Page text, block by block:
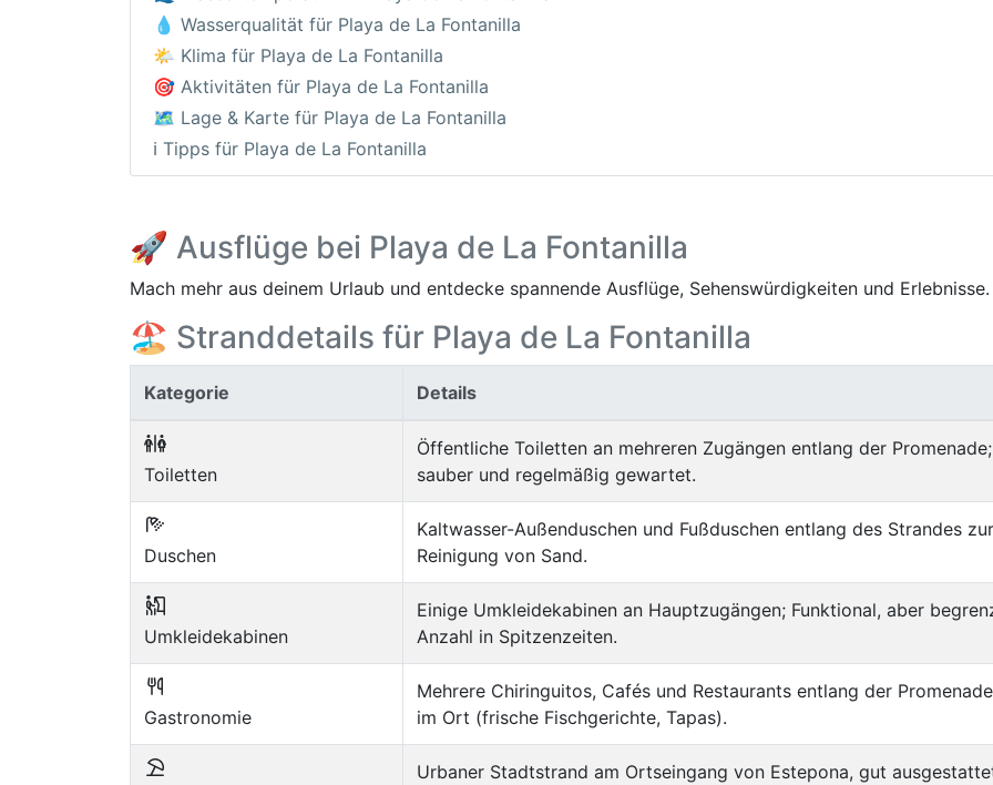
💧 Wasserqualität für Playa de La Fontanilla
🌤️ Klima für Playa de La Fontanilla
🎯 Aktivitäten für Playa de La Fontanilla
🗺️ Lage & Karte für Playa de La Fontanilla
ℹ️ Tipps für Playa de La Fontanilla
🚀 Ausflüge bei Playa de La Fontanilla
Mach mehr aus deinem Urlaub und entdecke spannende Ausflüge, Sehenswürdigkeiten und Erlebnisse.
🏖️ Stranddetails für Playa de La Fontanilla
Kategorie Details
Toiletten
Öffentliche Toiletten an mehreren Zugängen entlang der Promenade;
sauber und regelmäßig gewartet.
Duschen
Kaltwasser-Außenduschen und Fußduschen entlang des Strandes zur
Reinigung von Sand.
Umkleidekabinen
Einige Umkleidekabinen an Hauptzugängen; Funktional, aber
Anzahl in Spitzenzeiten.
Gastronomie
Mehrere Chiringuitos, Cafés und Restaurants entlang der
im Ort (frische Fischgerichte, Tapas).
Urbaner Stadtstrand am Ortseingang von Estepona, gut